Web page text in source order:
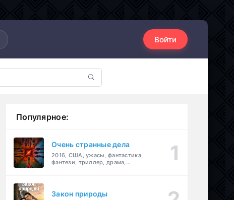
Войти
Популярное:
Очень странные дела
2016, США, ужасы, фантастика,
фэнтези, триллер, драма,
Закон природы